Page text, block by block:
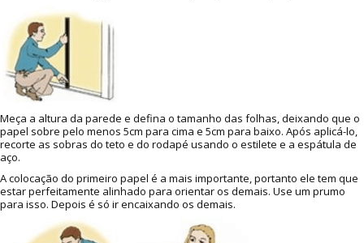
Meça a altura da parede e defina o tamanho das folhas, deixando que o
papel sobre pelo menos 5cm para cima e 5cm para baixo. Após aplicá-lo,
recorte as sobras do teto e do rodapé usando o estilete e a espátula de
aço.
A colocação do primeiro papel é a mais importante, portanto ele tem que
estar perfeitamente alinhado para orientar os demais. Use um prumo
para isso. Depois é só ir encaixando os demais.